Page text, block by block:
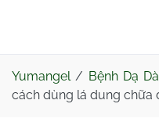
Yumangel/ Bệnh Dạ
cách dùng lá dung chữa